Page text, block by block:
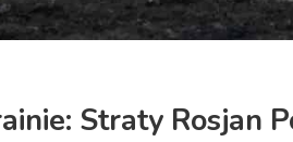
Straty Rosjan